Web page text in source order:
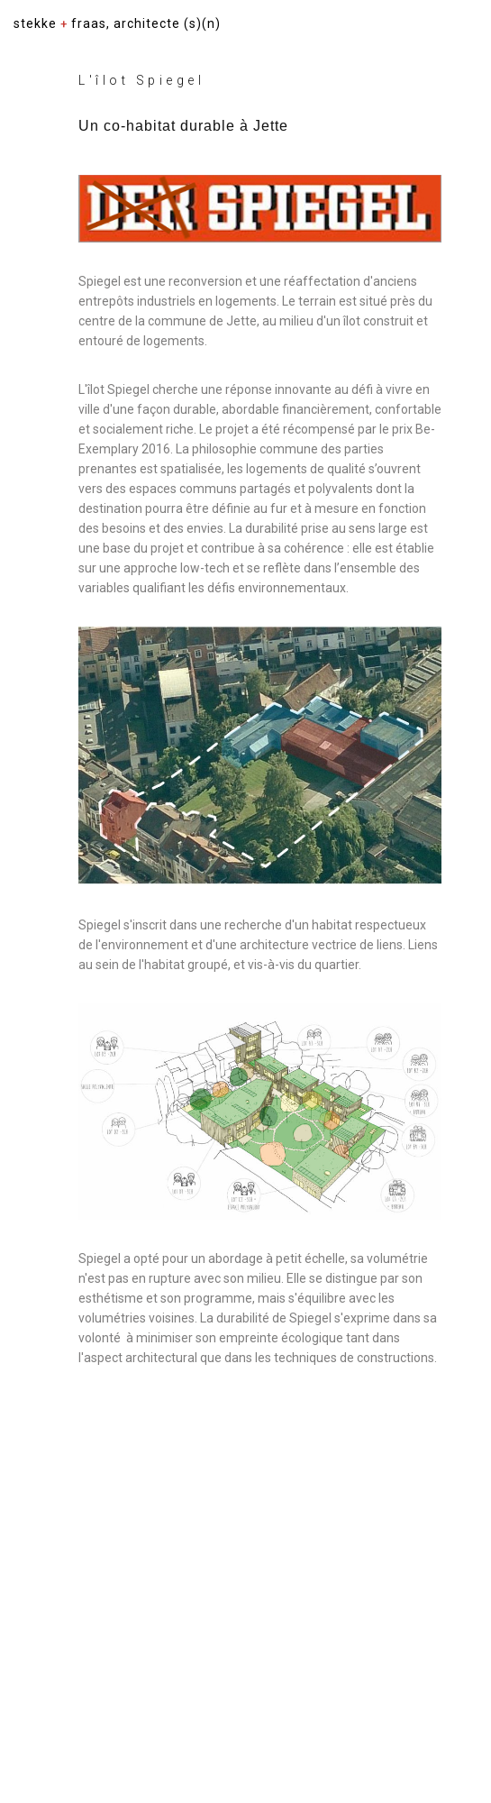
stekke + fraas, architecte (s)(n)
L'îlot Spiegel
Un co-habitat durable à Jette
Spiegel est une reconversion et une réaffectation d'anciens
entrepôts industriels en logements. Le terrain est situé près du
centre de la commune de Jette, au milieu d'un îlot construit et
entouré de logements.
L'îlot Spiegel cherche une réponse innovante au défi à vivre en
ville d'une façon durable, abordable financièrement, confortable
et socialement riche. Le projet a été récompensé par le prix Be-
Exemplary 2016. La philosophie commune des parties
prenantes est spatialisée, les logements de qualité s’ouvrent
vers des espaces communs partagés et polyvalents dont la
destination pourra être définie au fur et à mesure en fonction
des besoins et des envies. La durabilité prise au sens large est
une base du projet et contribue à sa cohérence : elle est établie
sur une approche low-tech et se reflète dans l’ensemble des
variables qualifiant les défis environnementaux.
Spiegel s'inscrit dans une recherche d'un habitat respectueux
de l'environnement et d'une architecture vectrice de liens. Liens
au sein de l'habitat groupé, et vis-à-vis du quartier.
Spiegel a opté pour un abordage à petit échelle, sa volumétrie
n'est pas en rupture avec son milieu. Elle se distingue par son
esthétisme et son programme, mais s'équilibre avec les
volumétries voisines. La durabilité de Spiegel s'exprime dans sa
volonté à minimiser son empreinte écologique tant dans
l'aspect architectural que dans les techniques de constructions.